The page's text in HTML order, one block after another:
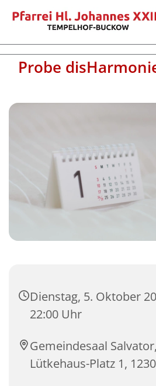
Probe
Dienstag, 5. Oktober
22:00 Uhr
Gemeindesaal
Lütkehaus-Platz 1,